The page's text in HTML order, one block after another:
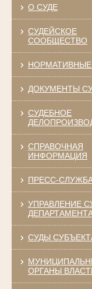
О СУДЕ
СУДЕЙСКОЕ
СООБЩЕСТВО
ДОКУМЕНТЫ
СУДЕБНОЕ
СПРАВОЧНАЯ
ИНФОРМАЦИЯ
ПРЕСС-
УПРАВЛЕНИЕ
СУДЫ
ОРГАНЫ